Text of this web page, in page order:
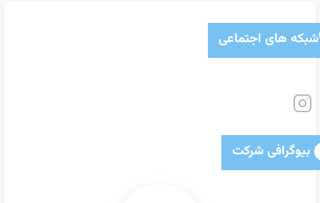
شبکه های اجتماعی
بیوگرافی شرکت